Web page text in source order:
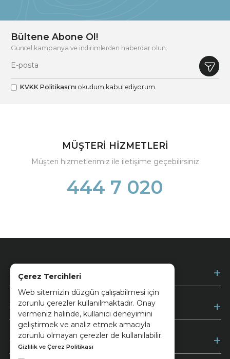
Çerez Tercihleri
Web sitemizin düzgün çalışabilmesi için
zorunlu çerezler kullanılmaktadır. Onay
vermeniz halinde, kullanıcı deneyimini
geliştirmek ve analiz etmek amacıyla
zorunlu olmayan çerezler de kullanılabilir.
Gizlilik ve Çerez Politikası
Bültene Abone Ol!
Güncel kampanya ve indirimlerden haberdar olun.
KVKK Politikası'nı okudum kabul ediyorum.
MÜŞTERİ HİZMETLERİ
Müşteri hizmetlerimiz ile iletişime geçebilirsiniz
444 7 020
Kurumsal
Müşteri Hizmetleri
Ödeme